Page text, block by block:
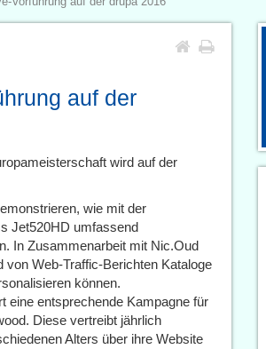
auf der
wird auf der
wie mit der
Jet520HD umfassend
In Zusammenarbeit mit Nic.Oud
Web-Traffic-Berichten Kataloge
können.
eine entsprechende Kampagne für
Diese vertreibt jährlich
Alters über ihre Website